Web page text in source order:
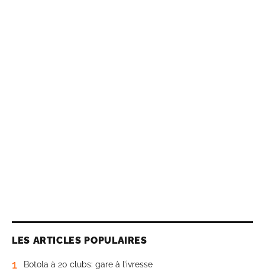
LES ARTICLES POPULAIRES
1 Botola à 20 clubs: gare à l’ivresse